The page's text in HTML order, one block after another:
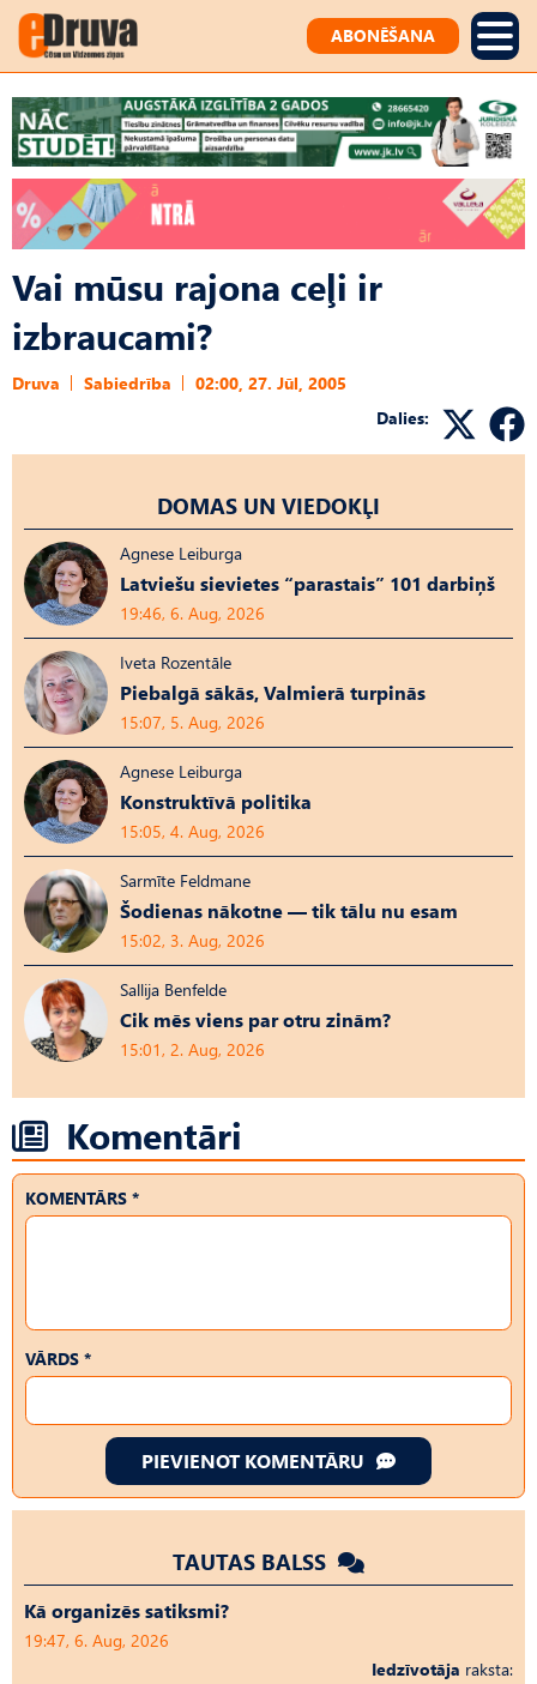
ABONĒŠANA
Vai mūsu rajona ceļi ir
izbraucami?
Druva Sabiedrība
02:00, 27. Jūl, 2005
Dalies:
DOMAS UN VIEDOKĻI
Agnese Leiburga
Latviešu sievietes “parastais” 101 darbiņš
19:46, 6. Aug, 2026
Iveta Rozentāle
Piebalgā sākās, Valmierā turpinās
15:07, 5. Aug, 2026
Agnese Leiburga
Konstruktīvā politika
15:05, 4. Aug, 2026
Sarmīte Feldmane
Šodienas nākotne — tik tālu nu esam
15:02, 3. Aug, 2026
Sallija Benfelde
Cik mēs viens par otru zinām?
15:01, 2. Aug, 2026
Komentāri
KOMENTĀRS *
VĀRDS *
PIEVIENOT KOMENTĀRU
TAUTAS BALSS
Kā organizēs satiksmi?
19:47, 6. Aug, 2026
Iedzīvotāja raksta: